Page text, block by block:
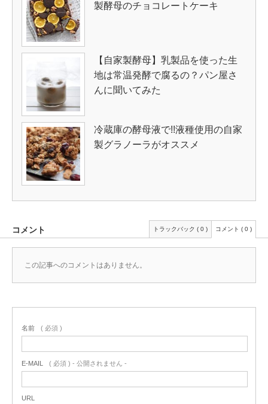
製酵母のチョコレートケーキ
【自家製酵母】乳製品を使った生
地は常温発酵で腐るの？パン屋さ
んに聞いてみた
冷蔵庫の酵母液で!!液種使用の自家
製グラノーラがオススメ
コメント トラックバック ( 0 ) コメント ( 0 )
この記事へのコメントはありません。
名前 ( 必須 )
E-MAIL ( 必須 ) - 公開されません -
URL